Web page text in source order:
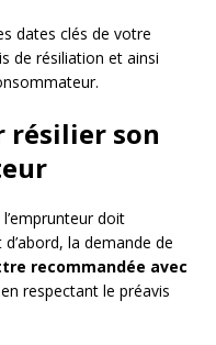
dates clés de votre
de résiliation et ainsi
résilier son
doit
la demande de
recommandée avec
en respectant le préavis